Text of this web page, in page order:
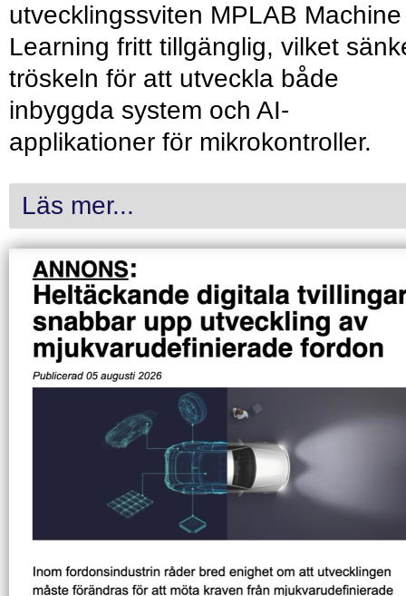
utvecklingssviten MPLAB Machine
Learning fritt tillgänglig, vilket
tröskeln för att utveckla både
inbyggda system och AI-
applikationer för mikrokontroller.
Läs mer...